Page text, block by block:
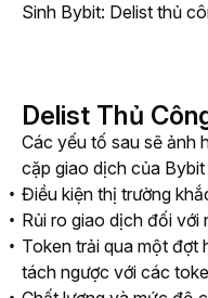
Sinh Bybit: Delist thủ
Delist Thủ
Các yếu tố sau sẽ ảnh
cặp giao dịch của
Điều kiện thị trường
Rủi ro giao dịch đối với
Token trải qua một đợt
tách ngược với các